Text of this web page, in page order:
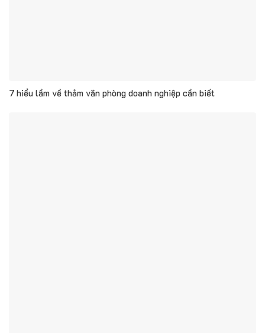
7 hiểu lầm về thảm văn phòng doanh nghiệp cần biết